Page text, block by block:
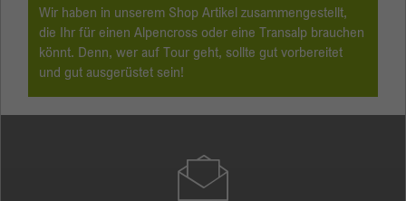
Wir haben in unserem Shop Artikel zusammengestellt,
die Ihr für einen Alpencross oder eine Transalp brauchen
könnt. Denn, wer auf Tour geht, sollte gut vorbereitet
und gut ausgerüstet sein!